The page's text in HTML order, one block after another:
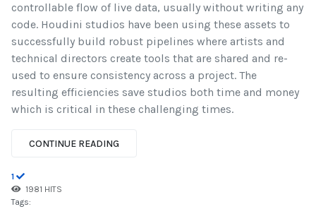
controllable flow of live data, usually without writing any
code. Houdini studios have been using these assets to
successfully build robust pipelines where artists and
technical directors create tools that are shared and re-
used to ensure consistency across a project. The
resulting efficiencies save studios both time and money
which is critical in these challenging times.
CONTINUE READING
1
1981 HITS
Tags: